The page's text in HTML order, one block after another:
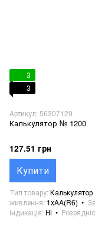
3
3
Артикул: 56307129
Калькулятор № 1200
127.51 грн
Купити
Тип товару Калькулятор
живлення 1xAA(R6)
індикація Ні